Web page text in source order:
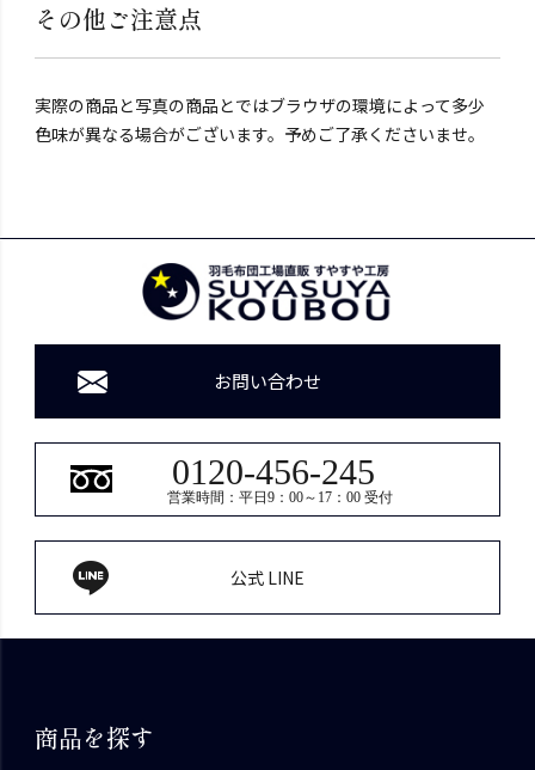
その他ご注意点
実際の商品と写真の商品とではブラウザの環境によって多少
色味が異なる場合がございます。予めご了承くださいませ。
お問い合わせ
0120-456-245
営業時間：平日9：00～17：00 受付
公式 LINE
商品を探す